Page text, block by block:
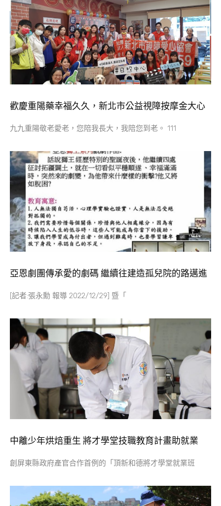
歡慶重陽藥幸福久久，新北市公益視障按摩金大心
九九重陽敬老愛老，您陪我長大，我陪您到老。 111
亞恩劇團傳承愛的劇碼 繼續往建造孤兒院的路邁進
[記者:張永勳 報導 2022/12/29] 暨「
中離少年烘焙重生 將才學堂技職教育計畫助就業
創屏東縣政府產官合作首例的「頂新和德將才學堂就業班